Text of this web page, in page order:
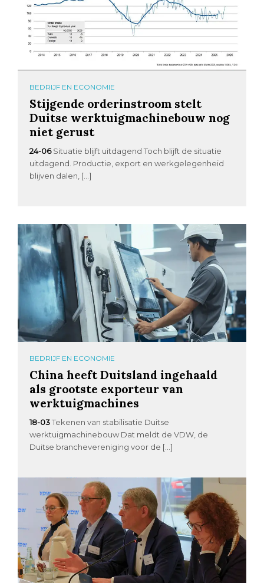
BEDRIJF EN ECONOMIE
Stijgende orderinstroom stelt
Duitse werktuigmachinebouw nog
niet gerust
24-06 Situatie blijft uitdagend Toch blijft de situatie
uitdagend. Productie, export en werkgelegenheid
blijven dalen, […]
BEDRIJF EN ECONOMIE
China heeft Duitsland ingehaald
als grootste exporteur van
werktuigmachines
18-03 Tekenen van stabilisatie Duitse
werktuigmachinebouw Dat meldt de VDW, de
Duitse branchevereniging voor de […]